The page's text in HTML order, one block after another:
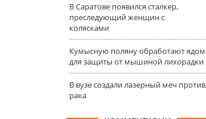
В Саратове появился сталкер,
преследующий женщин с
колясками
Кумысную поляну обработают ядом
для защиты от мышиной лихорадки
В вузе создали лазерный меч против
рака